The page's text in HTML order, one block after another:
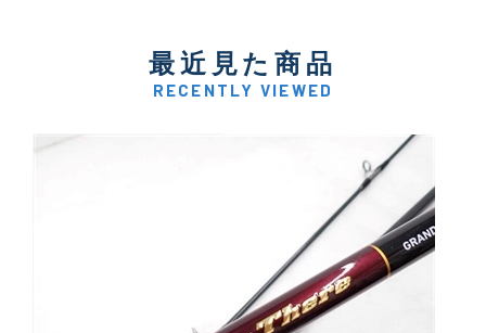
最近見た商品
RECENTLY VIEWED